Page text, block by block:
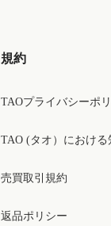
規約
TAOプライバシーポ
TAO (タオ）におけ
売買取引規約
返品ポリシー